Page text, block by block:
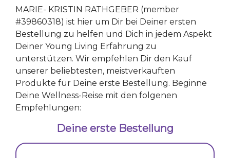
MARIE- KRISTIN RATHGEBER (member
#39860318) ist hier um Dir bei Deiner ersten
Bestellung zu helfen und Dich in jedem Aspekt
Deiner Young Living Erfahrung zu
unterstützen. Wir empfehlen Dir den Kauf
unserer beliebtesten, meistverkauften
Produkte für Deine erste Bestellung. Beginne
Deine Wellness-Reise mit den folgenen
Empfehlungen:
Deine erste Bestellung